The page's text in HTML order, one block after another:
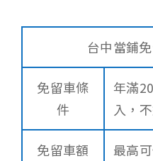
台中當鋪
免留車條
件
年滿
入，
免留車額
最高